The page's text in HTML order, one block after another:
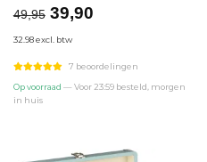
49,95 Oorspronkelijke
was:
€49,95.
39,90Huidige
€39,90.
32.98 excl. btw
7 beoordelingen
Op voorraad — Voor 23:59 besteld, morgen
in huis